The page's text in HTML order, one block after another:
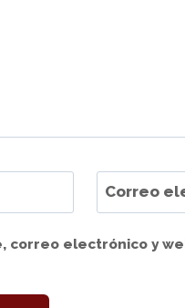
Correo
correo electrónico y